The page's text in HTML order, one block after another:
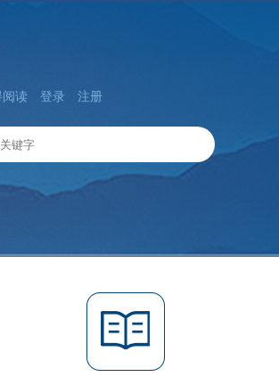
阅读 登录 注册